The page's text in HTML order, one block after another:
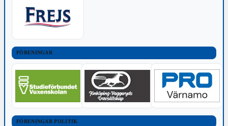
FÖRENINGAR
FÖRENINGAR POLITIK